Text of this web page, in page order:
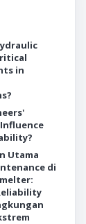
in
Utama
di